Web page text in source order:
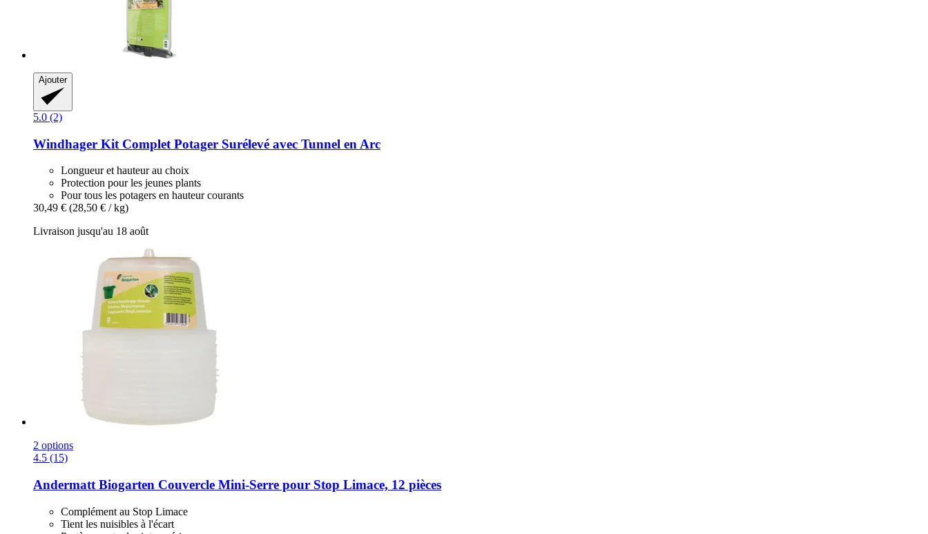
Ajouter
5.0 (2)
Windhager Kit Complet Potager Surélevé avec Tunnel en Arc
Longueur et hauteur au choix
Protection pour les jeunes plants
Pour tous les potagers en hauteur courants
30,49 € (28,50 € / kg)
Livraison jusqu'au 18 août
2 options
4.5 (15)
Andermatt Biogarten Couvercle Mini-​Serre pour Stop Limace, 12 pièces
Complément au Stop Limace
Tient les nuisibles à l'écart